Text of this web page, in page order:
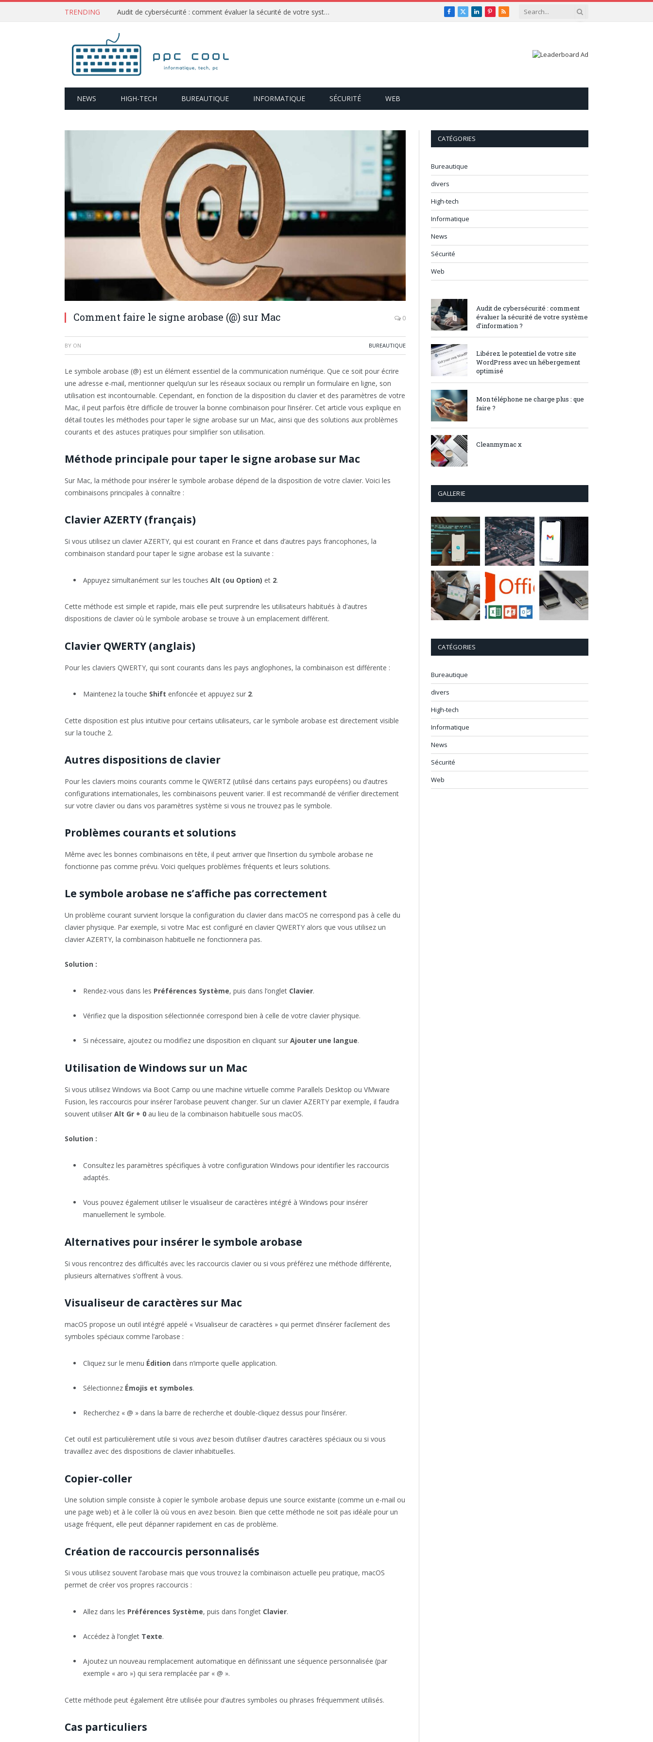
TRENDING Audit de cybersécurité : comment évaluer la sécurité de votre système d’information ? Facebook
X
LinkedInPinterest
RSS
NEWS HIGH-TECH BUREAUTIQUE INFORMATIQUE SÉCURITÉ WEB
Comment faire le signe arobase (@) sur Mac 0
BY ON BUREAUTIQUE
Le symbole arobase (@) est un élément essentiel de la communication numérique. Que ce soit pour écrire
une adresse e-mail, mentionner quelqu’un sur les réseaux sociaux ou remplir un formulaire en ligne, son
utilisation est incontournable. Cependant, en fonction de la disposition du clavier et des paramètres de votre
Mac, il peut parfois être difficile de trouver la bonne combinaison pour l’insérer. Cet article vous explique en
détail toutes les méthodes pour taper le signe arobase sur un Mac, ainsi que des solutions aux problèmes
courants et des astuces pratiques pour simplifier son utilisation.
Méthode principale pour taper le signe arobase sur Mac
Sur Mac, la méthode pour insérer le symbole arobase dépend de la disposition de votre clavier. Voici les
combinaisons principales à connaître :
Clavier AZERTY (français)
Si vous utilisez un clavier AZERTY, qui est courant en France et dans d’autres pays francophones, la
combinaison standard pour taper le signe arobase est la suivante :
Appuyez simultanément sur les touches Alt (ou Option) et 2.
Cette méthode est simple et rapide, mais elle peut surprendre les utilisateurs habitués à d’autres
dispositions de clavier où le symbole arobase se trouve à un emplacement différent.
Clavier QWERTY (anglais)
Pour les claviers QWERTY, qui sont courants dans les pays anglophones, la combinaison est différente :
Maintenez la touche Shift enfoncée et appuyez sur 2.
Cette disposition est plus intuitive pour certains utilisateurs, car le symbole arobase est directement visible
sur la touche 2.
Autres dispositions de clavier
Pour les claviers moins courants comme le QWERTZ (utilisé dans certains pays européens) ou d’autres
configurations internationales, les combinaisons peuvent varier. Il est recommandé de vérifier directement
sur votre clavier ou dans vos paramètres système si vous ne trouvez pas le symbole.
Problèmes courants et solutions
Même avec les bonnes combinaisons en tête, il peut arriver que l’insertion du symbole arobase ne
fonctionne pas comme prévu. Voici quelques problèmes fréquents et leurs solutions.
Le symbole arobase ne s’affiche pas correctement
Un problème courant survient lorsque la configuration du clavier dans macOS ne correspond pas à celle du
clavier physique. Par exemple, si votre Mac est configuré en clavier QWERTY alors que vous utilisez un
clavier AZERTY, la combinaison habituelle ne fonctionnera pas.
Solution :
Rendez-vous dans les Préférences Système, puis dans l’onglet Clavier.
Vérifiez que la disposition sélectionnée correspond bien à celle de votre clavier physique.
Si nécessaire, ajoutez ou modifiez une disposition en cliquant sur Ajouter une langue.
Utilisation de Windows sur un Mac
Si vous utilisez Windows via Boot Camp ou une machine virtuelle comme Parallels Desktop ou VMware
Fusion, les raccourcis pour insérer l’arobase peuvent changer. Sur un clavier AZERTY par exemple, il faudra
souvent utiliser Alt Gr + 0 au lieu de la combinaison habituelle sous macOS.
Solution :
Consultez les paramètres spécifiques à votre configuration Windows pour identifier les raccourcis
adaptés.
Vous pouvez également utiliser le visualiseur de caractères intégré à Windows pour insérer
manuellement le symbole.
Alternatives pour insérer le symbole arobase
Si vous rencontrez des difficultés avec les raccourcis clavier ou si vous préférez une méthode différente,
plusieurs alternatives s’offrent à vous.
Visualiseur de caractères sur Mac
macOS propose un outil intégré appelé « Visualiseur de caractères » qui permet d’insérer facilement des
symboles spéciaux comme l’arobase :
Cliquez sur le menu Édition dans n’importe quelle application.
Sélectionnez Émojis et symboles.
Recherchez « @ » dans la barre de recherche et double-cliquez dessus pour l’insérer.
Cet outil est particulièrement utile si vous avez besoin d’utiliser d’autres caractères spéciaux ou si vous
travaillez avec des dispositions de clavier inhabituelles.
Copier-coller
Une solution simple consiste à copier le symbole arobase depuis une source existante (comme un e-mail ou
une page web) et à le coller là où vous en avez besoin. Bien que cette méthode ne soit pas idéale pour un
usage fréquent, elle peut dépanner rapidement en cas de problème.
Création de raccourcis personnalisés
Si vous utilisez souvent l’arobase mais que vous trouvez la combinaison actuelle peu pratique, macOS
permet de créer vos propres raccourcis :
Allez dans les Préférences Système, puis dans l’onglet Clavier.
Accédez à l’onglet Texte.
Ajoutez un nouveau remplacement automatique en définissant une séquence personnalisée (par
exemple « aro ») qui sera remplacée par « @ ».
Cette méthode peut également être utilisée pour d’autres symboles ou phrases fréquemment utilisés.
Cas particuliers
CATÉGORIES
Bureautique
divers
High-tech
Informatique
News
Sécurité
Web
Audit de cybersécurité : comment
évaluer la sécurité de votre système
d’information ?
Libérez le potentiel de votre site
WordPress avec un hébergement
optimisé
Mon téléphone ne charge plus : que
faire ?
Cleanmymac x
GALLERIE
CATÉGORIES
Bureautique
divers
High-tech
Informatique
News
Sécurité
Web